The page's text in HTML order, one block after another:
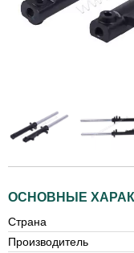
ОСНОВНЫЕ
Страна
Производитель